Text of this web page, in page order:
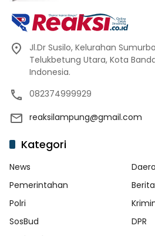
Jl.Dr Susilo, Kelurahan
Telukbetung Utara, Kota
Indonesia.
082374999929
reaksilampung@gmail.com
Kategori
News
Pemerintahan
Berita
Polri
SosBud
DPR